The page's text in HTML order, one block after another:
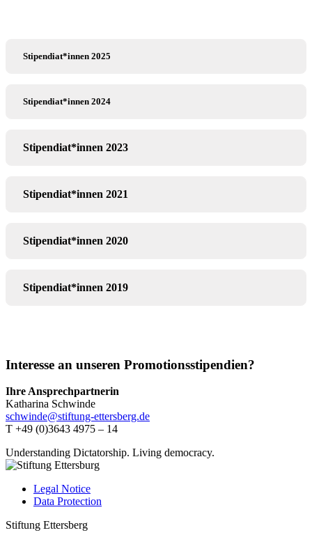
Stipendiat*innen 2025
Stipendiat*innen 2024
Stipendiat*innen 2023
Stipendiat*innen 2021
Stipendiat*innen 2020
Stipendiat*innen 2019
Interesse an unseren Promotionsstipendien?
Ihre Ansprechpartnerin
Katharina Schwinde
schwinde@stiftung-ettersberg.de
T +49 (0)3643 4975 – 14
Understanding Dictatorship. Living democracy.
Legal Notice
Data Protection
Stiftung Ettersberg